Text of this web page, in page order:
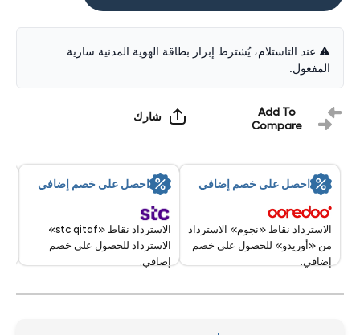
⚠️ عند التاستلام، يُشترط إبراز بطاقة الهوية المدنية سارية
المفعول.
Add To
Compare
شارك
احصل على خصم إضافي
الاسترداد نقاط «نجوم» الاسترداد
من «أوريدو» للحصول على خصم
إضافي.
احصل على خصم إضافي
الاسترداد نقاط «stc qitaf»
الاسترداد للحصول على خصم
إضافي.